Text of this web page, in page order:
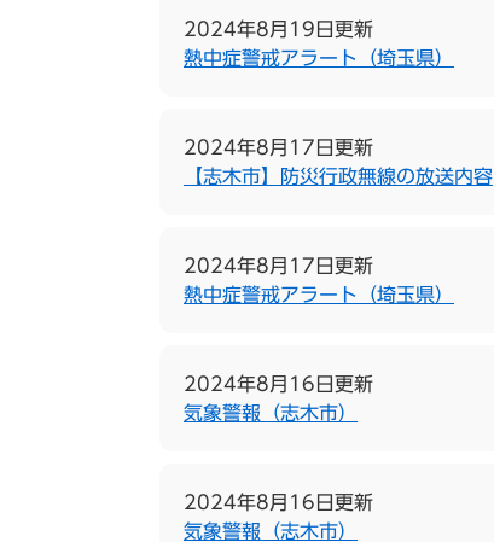
2024年8月19日更新
熱中症警戒アラート（埼玉県）
2024年8月17日更新
【志木市】防災行政無線の放送内容
2024年8月17日更新
熱中症警戒アラート（埼玉県）
2024年8月16日更新
気象警報（志木市）
2024年8月16日更新
気象警報（志木市）